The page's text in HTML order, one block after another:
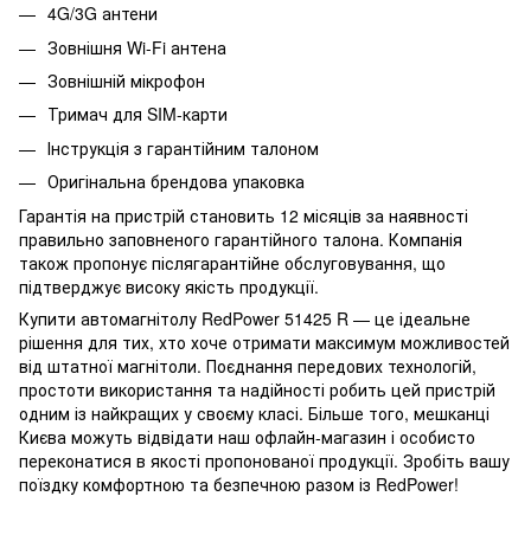
4G/3G антени
Зовнішня Wi-Fi антена
Зовнішній мікрофон
Тримач для SIM-карти
Інструкція з гарантійним талоном
Оригінальна брендова упаковка
Гарантія на пристрій становить 12 місяців за наявності
правильно заповненого гарантійного талона. Компанія
також пропонує післягарантійне обслуговування, що
підтверджує високу якість продукції.
Купити автомагнітолу RedPower 51425 R — це ідеальне
рішення для тих, хто хоче отримати максимум можливостей
від штатної магнітоли. Поєднання передових технологій,
простоти використання та надійності робить цей пристрій
одним із найкращих у своєму класі. Більше того, мешканці
Києва можуть відвідати наш офлайн-магазин і особисто
переконатися в якості пропонованої продукції. Зробіть вашу
поїздку комфортною та безпечною разом із RedPower!